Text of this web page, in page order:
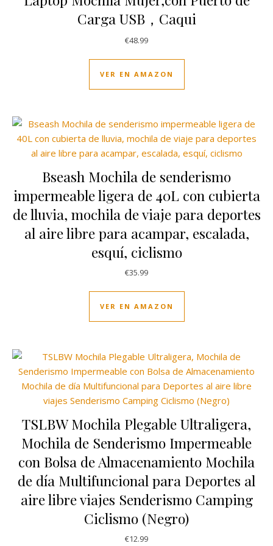
Carga USB，Caqui
€48.99
VER EN AMAZON
Bseash Mochila de senderismo
impermeable ligera de 40L con cubierta
de lluvia, mochila de viaje para deportes
al aire libre para acampar, escalada,
esquí, ciclismo
€35.99
VER EN AMAZON
TSLBW Mochila Plegable Ultraligera,
Mochila de Senderismo Impermeable
con Bolsa de Almacenamiento Mochila
de día Multifuncional para Deportes al
aire libre viajes Senderismo Camping
Ciclismo (Negro)
€12.99